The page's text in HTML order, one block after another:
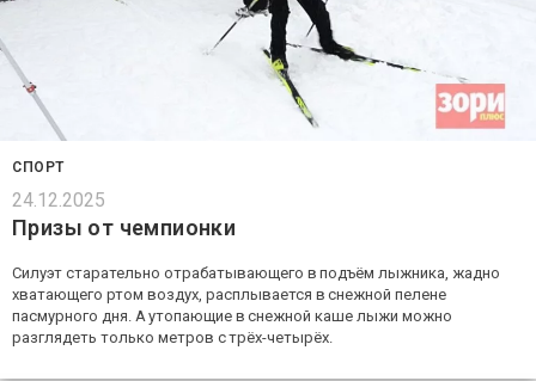
СПОРТ
24.12.2025
Призы от чемпионки
Силуэт старательно отрабатывающего в подъём лыжника, жадно
хватающего ртом воздух, расплывается в снежной пелене
пасмурного дня. А утопающие в снежной каше лыжи можно
разглядеть только метров с трёх-четырёх.